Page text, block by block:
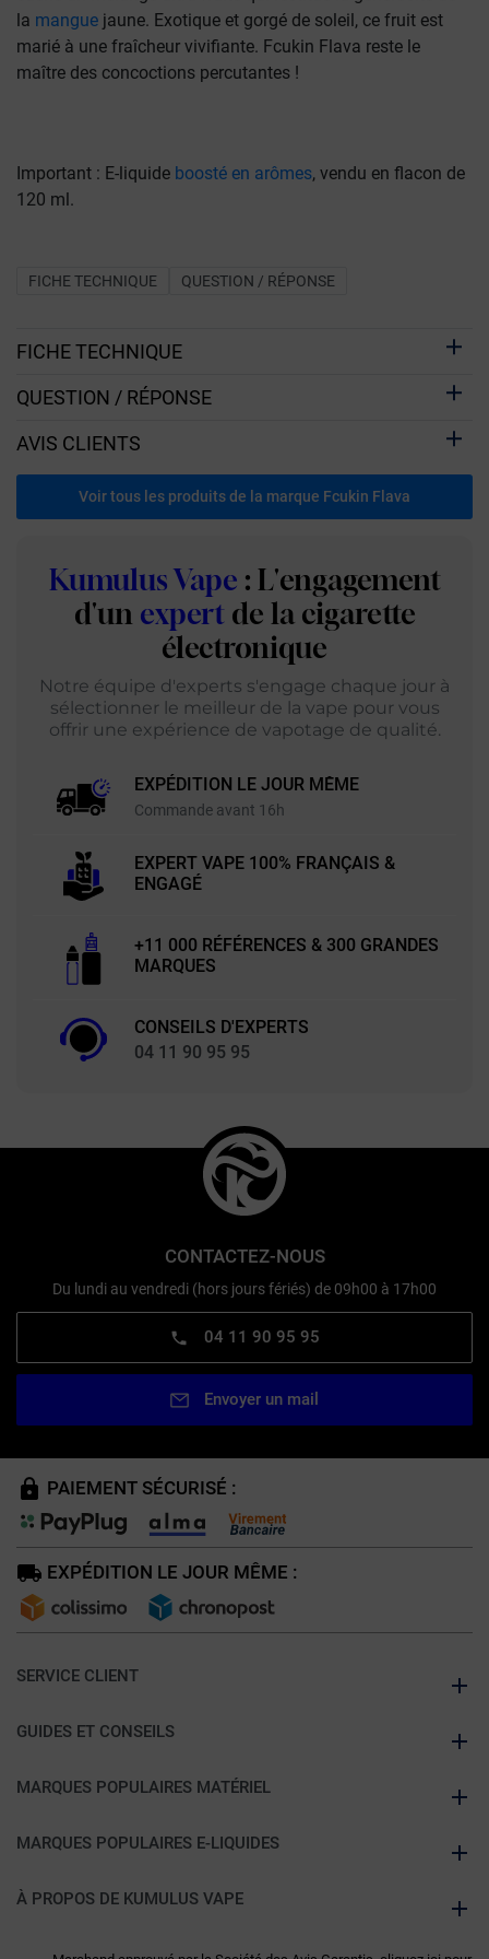
la mangue jaune. Exotique et gorgé de soleil, ce fruit est
marié à une fraîcheur vivifiante. Fcukin Flava reste le
maître des concoctions percutantes !
Important : E-liquide boosté en arômes, vendu en flacon de
120 ml.
FICHE TECHNIQUE QUESTION / RÉPONSE
FICHE TECHNIQUE
QUESTION / RÉPONSE
AVIS CLIENTS
Voir tous les produits de la marque Fcukin Flava
Kumulus Vape : L'engagement
d'un expert de la cigarette
électronique
Notre équipe d'experts s'engage chaque jour à
sélectionner le meilleur de la vape pour vous
offrir une expérience de vapotage de qualité.
EXPÉDITION LE JOUR MÊME
Commande avant 16h
EXPERT VAPE 100% FRANÇAIS &
ENGAGÉ
+11 000 RÉFÉRENCES & 300 GRANDES
MARQUES
CONSEILS D'EXPERTS
04 11 90 95 95
CONTACTEZ-NOUS
Du lundi au vendredi (hors jours fériés) de 09h00 à 17h00
04 11 90 95 95
Envoyer un mail
PAIEMENT SÉCURISÉ :
EXPÉDITION LE JOUR MÊME :
SERVICE CLIENT
GUIDES ET CONSEILS
MARQUES POPULAIRES MATÉRIEL
MARQUES POPULAIRES E-LIQUIDES
À PROPOS DE KUMULUS VAPE